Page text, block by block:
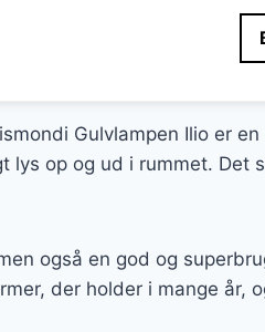
Gulvlampen Ilio er
lys op og ud i rummet. Det
også en god og
der holder i mange år,